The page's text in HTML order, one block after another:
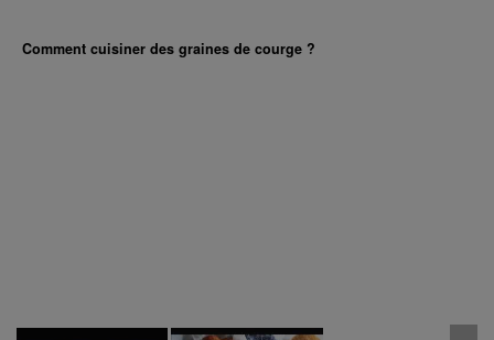
Comment cuisiner des graines de courge ?